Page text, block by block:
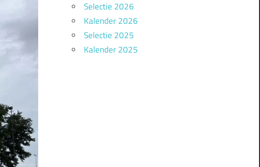
Selectie 2026
Kalender 2026
Selectie 2025
Kalender 2025